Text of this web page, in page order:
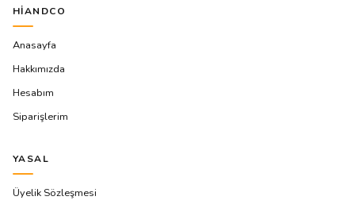
HIANDCO
Anasayfa
Hakkımızda
Hesabım
Siparişlerim
YASAL
Üyelik Sözleşmesi